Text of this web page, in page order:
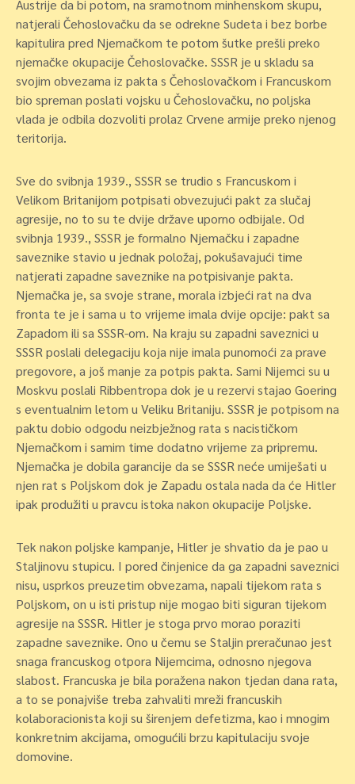
Austrije da bi potom, na sramotnom minhenskom skupu,
natjerali Čehoslovačku da se odrekne Sudeta i bez borbe
kapitulira pred Njemačkom te potom šutke prešli preko
njemačke okupacije Čehoslovačke. SSSR je u skladu sa
svojim obvezama iz pakta s Čehoslovačkom i Francuskom
bio spreman poslati vojsku u Čehoslovačku, no poljska
vlada je odbila dozvoliti prolaz Crvene armije preko njenog
teritorija.
Sve do svibnja 1939., SSSR se trudio s Francuskom i
Velikom Britanijom potpisati obvezujući pakt za slučaj
agresije, no to su te dvije države uporno odbijale. Od
svibnja 1939., SSSR je formalno Njemačku i zapadne
saveznike stavio u jednak položaj, pokušavajući time
natjerati zapadne saveznike na potpisivanje pakta.
Njemačka je, sa svoje strane, morala izbjeći rat na dva
fronta te je i sama u to vrijeme imala dvije opcije: pakt sa
Zapadom ili sa SSSR-om. Na kraju su zapadni saveznici u
SSSR poslali delegaciju koja nije imala punomoći za prave
pregovore, a još manje za potpis pakta. Sami Nijemci su u
Moskvu poslali Ribbentropa dok je u rezervi stajao Goering
s eventualnim letom u Veliku Britaniju. SSSR je potpisom na
paktu dobio odgodu neizbježnog rata s nacističkom
Njemačkom i samim time dodatno vrijeme za pripremu.
Njemačka je dobila garancije da se SSSR neće umiješati u
njen rat s Poljskom dok je Zapadu ostala nada da će Hitler
ipak produžiti u pravcu istoka nakon okupacije Poljske.
Tek nakon poljske kampanje, Hitler je shvatio da je pao u
Staljinovu stupicu. I pored činjenice da ga zapadni saveznici
nisu, usprkos preuzetim obvezama, napali tijekom rata s
Poljskom, on u isti pristup nije mogao biti siguran tijekom
agresije na SSSR. Hitler je stoga prvo morao poraziti
zapadne saveznike. Ono u čemu se Staljin preračunao jest
snaga francuskog otpora Nijemcima, odnosno njegova
slabost. Francuska je bila poražena nakon tjedan dana rata,
a to se ponajviše treba zahvaliti mreži francuskih
kolaboracionista koji su širenjem defetizma, kao i mnogim
konkretnim akcijama, omogućili brzu kapitulaciju svoje
domovine.